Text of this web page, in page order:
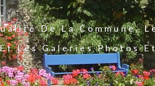
De La Commune,
Les Galeries Photos